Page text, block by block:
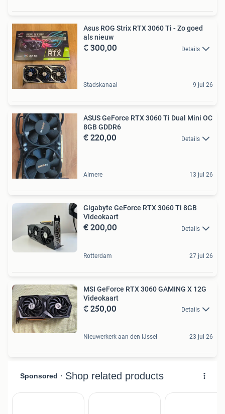
Asus ROG Strix RTX 3060 Ti - Zo goed
als nieuw
€ 300,00 Details
Stadskanaal 9 jul 26
ASUS GeForce RTX 3060 Ti Dual Mini OC
8GB GDDR6
€ 220,00 Details
Almere 13 jul 26
Gigabyte GeForce RTX 3060 Ti 8GB
Videokaart
€ 200,00 Details
Rotterdam 27 jul 26
MSI GeForce RTX 3060 GAMING X 12G
Videokaart
€ 250,00 Details
Nieuwerkerk aan den IJssel 23 jul 26